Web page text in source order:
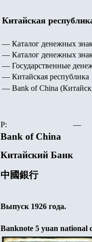
Китайская
— Каталог денежных
— Каталог денежных
— Государственные
— Китайская республика
— Bank of China
P: —
Bank of China
Китайский Банк
中國銀行
Выпуск 1926 года.
Banknote 5 yuan national